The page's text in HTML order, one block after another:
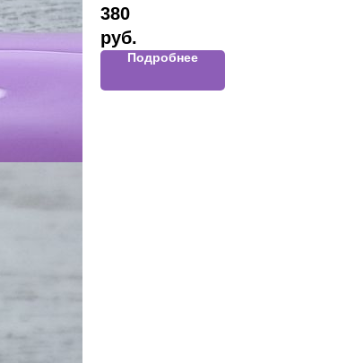
380
руб.
Подробнее